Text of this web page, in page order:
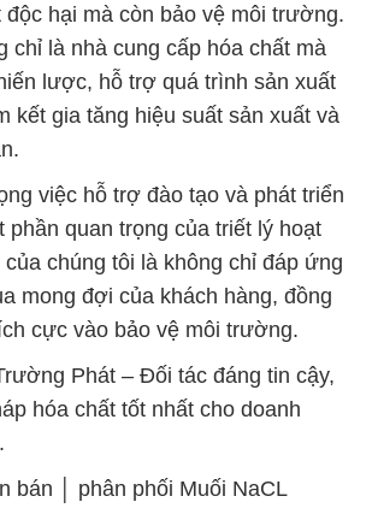
độc hại mà còn bảo vệ môi trường.
chỉ là nhà cung cấp hóa chất mà
lược, hỗ trợ quá trình sản xuất
kết gia tăng hiệu suất sản xuất và
việc hỗ trợ đào tạo và phát triển
phần quan trọng của triết lý hoạt
chúng tôi là không chỉ đáp ứng
mong đợi của khách hàng, đồng
cực vào bảo vệ môi trường.
Phát – Đối tác đáng tin cậy,
hóa chất tốt nhất cho doanh
bán │ phân phối Muối NaCL